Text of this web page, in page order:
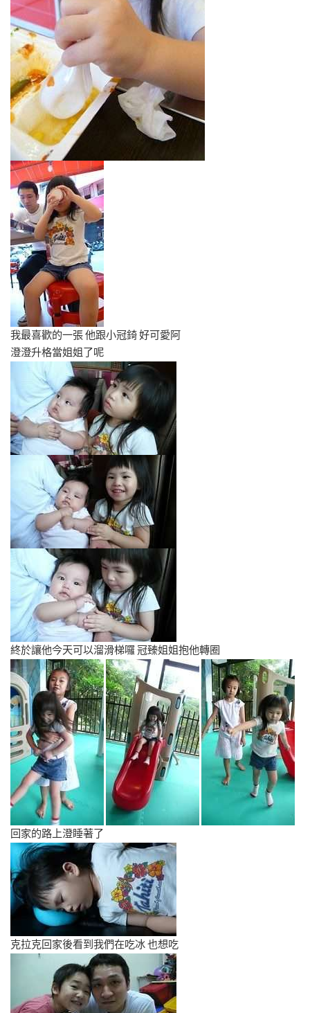
我最喜歡的一張 他跟小冠錡 好可愛阿
澄澄升格當姐姐了呢
終於讓他今天可以溜滑梯囉 冠臻姐姐抱他轉圈
回家的路上澄睡著了
克拉克回家後看到我們在吃冰 也想吃